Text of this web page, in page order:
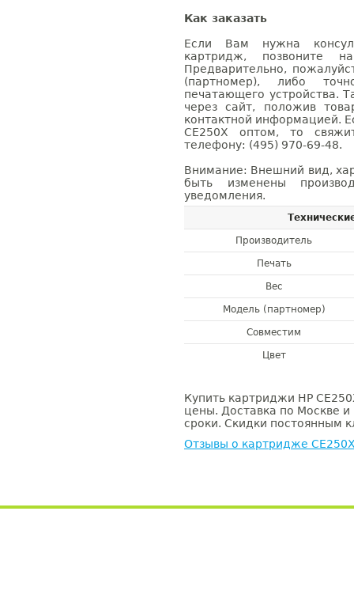
Как заказать
Если Вам нужна
картридж, позвоните
Предварительно,
(партномер), либо
печатающего устройства.
через сайт, положив
контактной информацией.
CE250X оптом, то
телефону: (495) 970-69-48.
Внимание: Внешний вид,
быть изменены
уведомления.
Производитель
Печать
Вес
Модель (партномер)
Совместим
Цвет
Купить картриджи HP
цены. Доставка по Москве и
сроки. Скидки постоянным
Отзывы о картридже